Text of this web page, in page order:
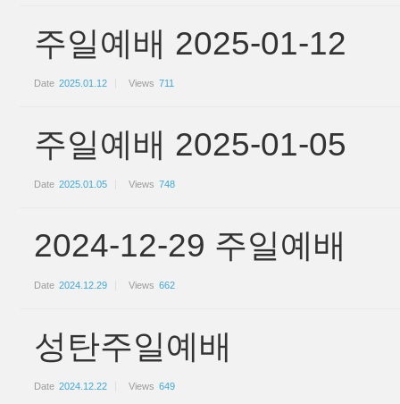
주일예배 2025-01-12
Date 2025.01.12 Views 711
주일예배 2025-01-05
Date 2025.01.05 Views 748
2024-12-29 주일예배
Date 2024.12.29 Views 662
성탄주일예배
Date 2024.12.22 Views 649